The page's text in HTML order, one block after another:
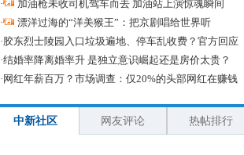
·
加油枪未收司机驾车而去 加油站上演惊魂瞬间
·
漂洋过海的“洋美猴王”：把京剧唱给世界听
·胶东烈士陵园入口垃圾遍地、停车乱收费？官方回应
·结婚率降离婚率升 是独立意识崛起还是房价太贵？
· 网红年薪百万？市场调查：仅20%的头部网红在赚钱
中新社区 网友评论 热帖排行